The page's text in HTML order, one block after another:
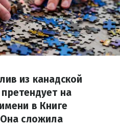
из канадской
на
в Книге
сложила